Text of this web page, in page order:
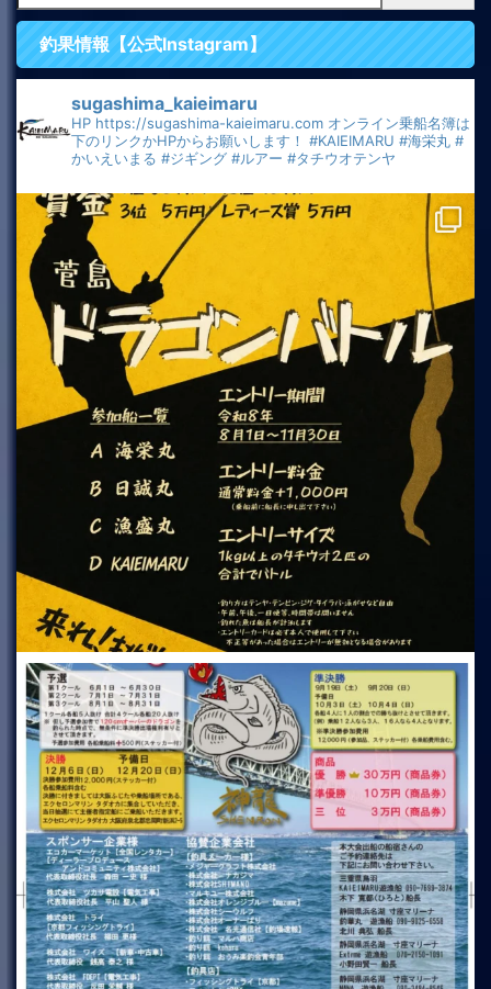
釣果情報【公式Instagram】
sugashima_kaieimaru
HP https://sugashima-kaieimaru.com オンライン乗船名簿は
下のリンクかHPからお願いします！ #KAIEIMARU #海栄丸 #
かいえいまる #ジギング #ルアー #タチウオテンヤ